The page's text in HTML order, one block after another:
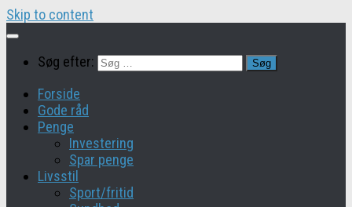
Skip to content
Søg efter:
Forside
Gode råd
Penge
Investering
Spar penge
Livsstil
Sport/fritid